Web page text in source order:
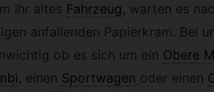
Ihr altes Fahrzeug , warten es
anfallenden Papierkram. Bei
ob es sich um ein Obere
, einen Sportwagen oder einen